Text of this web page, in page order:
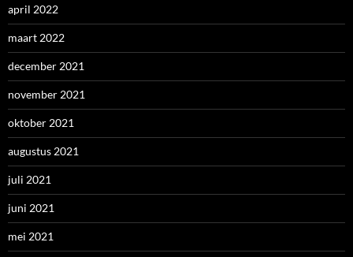
april 2022
maart 2022
december 2021
november 2021
oktober 2021
augustus 2021
juli 2021
juni 2021
mei 2021